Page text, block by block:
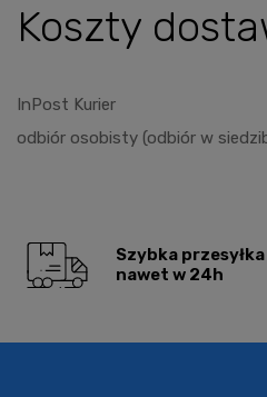
Koszty
InPost Kurier
odbiór osobisty (odbiór w
Szybka przesyłka
nawet w 24h